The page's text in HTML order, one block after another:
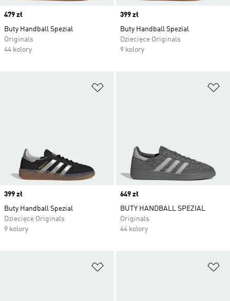
Price
479 zł
Buty Handball Spezial
Originals
44 kolory
Price
399 zł
Buty Handball Spezial
Dziecięce Originals
9 kolory
Price
399 zł
Buty Handball Spezial
Dziecięce Originals
9 kolory
Price
649 zł
BUTY HANDBALL SPEZIAL
Originals
44 kolory